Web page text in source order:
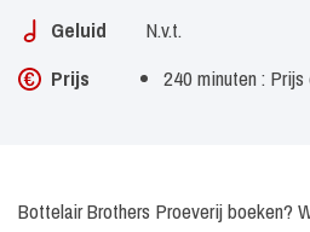
Geluid
N.v.t.
Prijs
240 minuten : Prijs
Bottelair Brothers Proeverij boeken?